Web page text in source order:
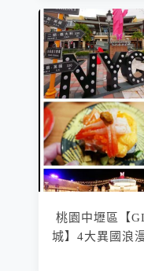
桃園中壢區【
城】4大異國浪